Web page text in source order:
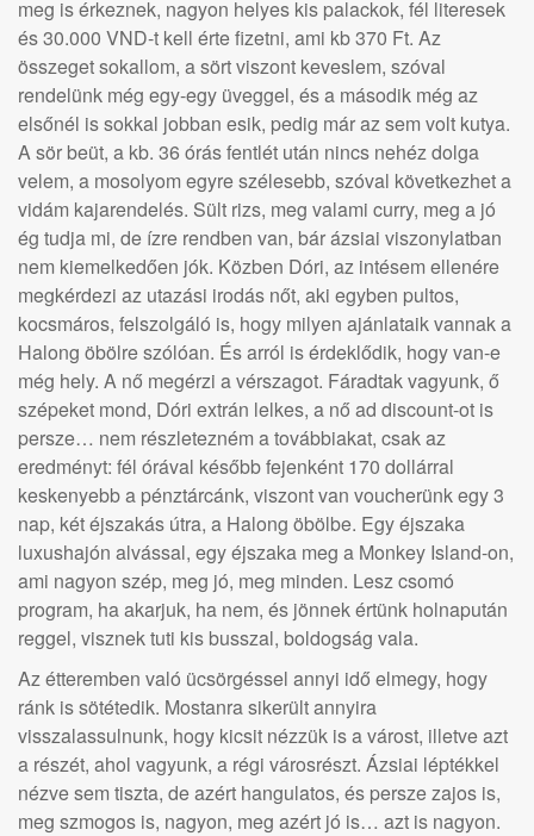
meg is érkeznek, nagyon helyes kis palackok, fél literesek
és 30.000 VND-t kell érte fizetni, ami kb 370 Ft. Az
összeget sokallom, a sört viszont keveslem, szóval
rendelünk még egy-egy üveggel, és a második még az
elsőnél is sokkal jobban esik, pedig már az sem volt kutya.
A sör beüt, a kb. 36 órás fentlét után nincs nehéz dolga
velem, a mosolyom egyre szélesebb, szóval következhet a
vidám kajarendelés. Sült rizs, meg valami curry, meg a jó
ég tudja mi, de ízre rendben van, bár ázsiai viszonylatban
nem kiemelkedően jók. Közben Dóri, az intésem ellenére
megkérdezi az utazási irodás nőt, aki egyben pultos,
kocsmáros, felszolgáló is, hogy milyen ajánlataik vannak a
Halong öbölre szólóan. És arról is érdeklődik, hogy van-e
még hely. A nő megérzi a vérszagot. Fáradtak vagyunk, ő
szépeket mond, Dóri extrán lelkes, a nő ad discount-ot is
persze… nem részletezném a továbbiakat, csak az
eredményt: fél órával később fejenként 170 dollárral
keskenyebb a pénztárcánk, viszont van voucherünk egy 3
nap, két éjszakás útra, a Halong öbölbe. Egy éjszaka
luxushajón alvással, egy éjszaka meg a Monkey Island-on,
ami nagyon szép, meg jó, meg minden. Lesz csomó
program, ha akarjuk, ha nem, és jönnek értünk holnapután
reggel, visznek tuti kis busszal, boldogság vala.
Az étteremben való ücsörgéssel annyi idő elmegy, hogy
ránk is sötétedik. Mostanra sikerült annyira
visszalassulnunk, hogy kicsit nézzük is a várost, illetve azt
a részét, ahol vagyunk, a régi városrészt. Ázsiai léptékkel
nézve sem tiszta, de azért hangulatos, és persze zajos is,
meg szmogos is, nagyon, meg azért jó is… azt is nagyon.